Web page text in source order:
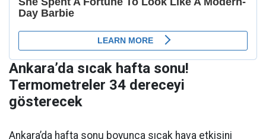
Ankara’da sıcak hafta sonu!
Termometreler 34 dereceyi
gösterecek
Ankara’da hafta sonu boyunca sıcak hava etkisini